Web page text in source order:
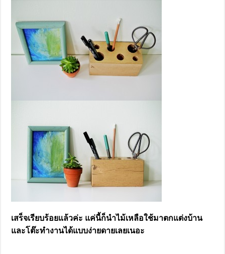
เสร็จเรียบร้อยแล้วค่ะ แค่นี้ก็นำไม้เหลือใช้มาตกแต่งบ้าน
และโต๊ะทำงานได้แบบง่ายดายเลยเนอะ